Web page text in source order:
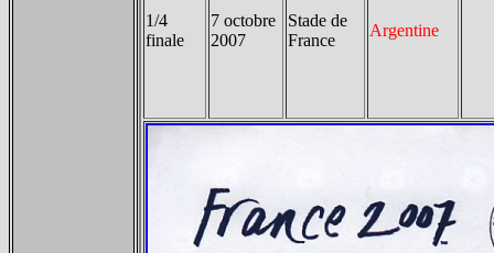
1/4
finale
7 octobre
2007
Stade de
France
Argentine